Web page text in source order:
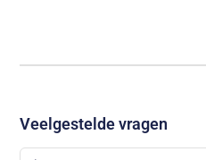
Veelgestelde vragen